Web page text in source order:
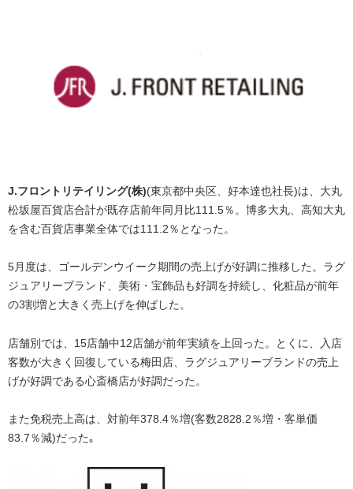
J.フロントリテイリング(株)(東京都中央区、好本達也社長)は、大丸
松坂屋百貨店合計が既存店前年同月比111.5％。博多大丸、高知大丸
を含む百貨店事業全体では111.2％となった。
5月度は、ゴールデンウイーク期間の売上げが好調に推移した。ラグ
ジュアリーブランド、美術・宝飾品も好調を持続し、化粧品が前年
の3割増と大きく売上げを伸ばした。
店舗別では、15店舗中12店舗が前年実績を上回った。とくに、入店
客数が大きく回復している梅田店、ラグジュアリーブランドの売上
げが好調である心斎橋店が好調だった。
また免税売上高は、対前年378.4％増(客数2828.2％増・客単価
83.7％減)だった｡